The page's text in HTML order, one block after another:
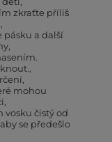
zkraťte příliš
pásku a další
mohou
vosku čistý od
se předešlo